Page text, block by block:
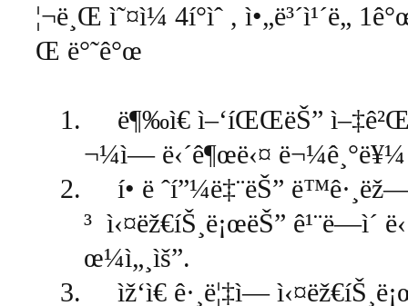
¦¬ë¸Œ ì˜¤ì¼ 4í°ìˆ , ì•„ë³´ì¹´ë„
Œ ë°˜ê°œ
1.
ë¶‰ì€ ì–‘íŒŒëŠ” ì–‡ê²Œ
¬¼ì— ë‹´ê¶œë‹¤ ë¬¼ê¸°ë¥¼
2.
í• ë ˆí”¼ë‡¨ëŠ”
³ ì‹¤ëž€íŠ¸ë¡œëŠ” ê¹¨ë—ì´
œ¼ì„¸ìš”.
3.
ìž‘ì€ ê·¸ë¦‡ì—